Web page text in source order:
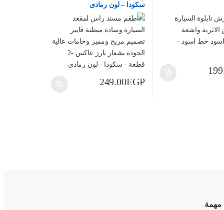
سكودا – لون رمادى
249.00EGP
مهمة